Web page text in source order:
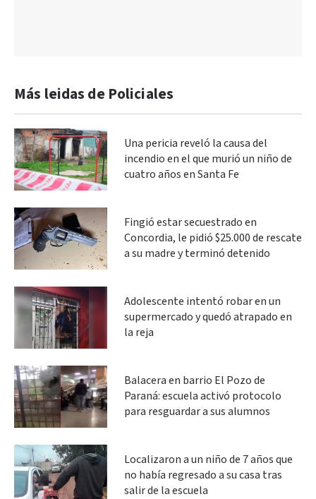
Más leidas de Policiales
Una pericia reveló la causa del
incendio en el que murió un niño de
cuatro años en Santa Fe
Fingió estar secuestrado en
Concordia, le pidió $25.000 de rescate
a su madre y terminó detenido
Adolescente intentó robar en un
supermercado y quedó atrapado en
la reja
Balacera en barrio El Pozo de
Paraná: escuela activó protocolo
para resguardar a sus alumnos
Localizaron a un niño de 7 años que
no había regresado a su casa tras
salir de la escuela